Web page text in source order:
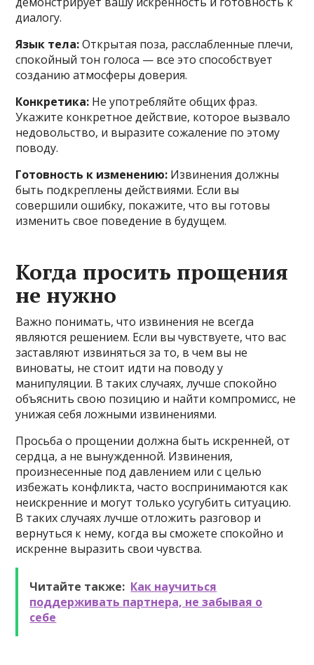
диалогу.
Язык тела:Открытая поза, расслабленные плечи,
спокойный тон голоса — все это способствует
созданию атмосферы доверия.
Конкретика: Не употребляйте общих фраз.
Укажите конкретное действие, которое вызвало
недовольство, и выразите сожаление по этому
поводу.
Готовность к изменению: Извинения должны
быть подкреплены действиями. Если вы
совершили ошибку, покажите, что вы готовы
изменить свое поведение в будущем.
Когда просить прощения
не нужно
Важно понимать, что извинения не всегда
являются решением. Если вы чувствуете, что вас
заставляют извиняться за то, в чем вы не
виноваты, не стоит идти на поводу у
манипуляции. В таких случаях, лучше спокойно
объяснить свою позицию и найти компромисс, не
унижая себя ложными извинениями.
Просьба о прощении должна быть искренней, от
сердца, а не вынужденной. Извинения,
произнесенные под давлением или с целью
избежать конфликта, часто воспринимаются как
неискренние и могут только усугубить ситуацию.
В таких случаях лучше отложить разговор и
вернуться к нему, когда вы сможете спокойно и
искренне выразить свои чувства.
Читайте также: Как научиться
поддерживать партнера, не забывая о
себе